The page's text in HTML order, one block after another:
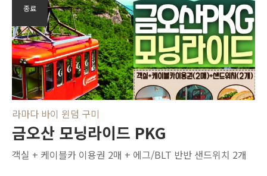
종료
라마다 바이 윈덤 구미
금오산 모닝라이드 PKG
객실 + 케이블카 이용권 2매 + 에그/BLT 반반 샌드위치 2개